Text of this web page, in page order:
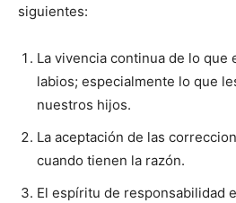
siguientes:
La vivencia continua de lo que
labios; especialmente lo que
nuestros hijos.
La aceptación de las
cuando tienen la razón.
El espíritu de responsabilidad